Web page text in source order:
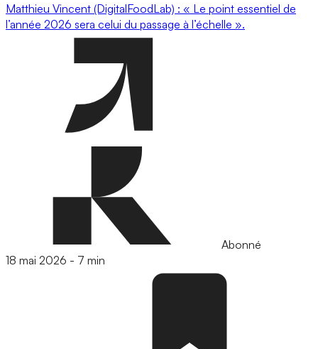
Matthieu Vincent (DigitalFoodLab) : « Le point essentiel de
l’année 2026 sera celui du passage à l’échelle ».
Abonné
18 mai 2026 - 7 min